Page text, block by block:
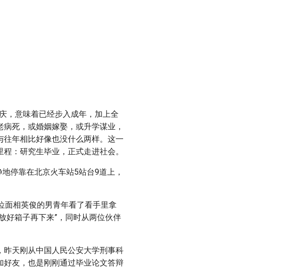
，意味着已经步入成年，加上全
死，或婚姻嫁娶，或升学谋业，
年相比好像也没什么两样。这一
：研究生毕业，正式走进社会。
停靠在北京火车站5站台9道上，
面相英俊的男青年看了看手里拿
好箱子再下来”，同时从两位伙伴
天刚从中国人民公安大学刑事科
友，也是刚刚通过毕业论文答辩